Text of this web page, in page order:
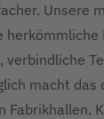
Unsere
herkömmliche
verbindliche
macht das
Fabrikhallen.